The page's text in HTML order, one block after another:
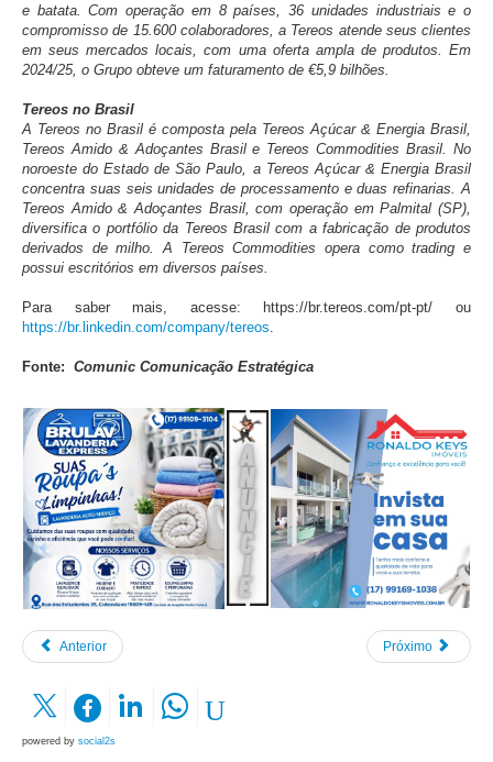
e batata. Com operação em 8 países, 36 unidades industriais e o
compromisso de 15.600 colaboradores, a Tereos atende seus clientes
em seus mercados locais, com uma oferta ampla de produtos. Em
2024/25, o Grupo obteve um faturamento de €5,9 bilhões.
Tereos no Brasil
A Tereos no Brasil é composta pela Tereos Açúcar & Energia Brasil,
Tereos Amido & Adoçantes Brasil e Tereos Commodities Brasil. No
noroeste do Estado de São Paulo, a Tereos Açúcar & Energia Brasil
concentra suas seis unidades de processamento e duas refinarias. A
Tereos Amido & Adoçantes Brasil, com operação em Palmital (SP),
diversifica o portfólio da Tereos Brasil com a fabricação de produtos
derivados de milho. A Tereos Commodities opera como trading e
possui escritórios em diversos países.
Para saber mais, acesse: https://br.tereos.com/pt-pt/ ou
https://br.linkedin.com/company/tereos
Fonte: Comunic Comunicação Estratégica
Anterior Próximo
powered by social2s